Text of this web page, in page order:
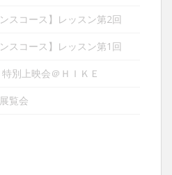
スコース】レッスン第2回
スコース】レッスン第1回
別上映会＠ＨＩＫＥ
覧会